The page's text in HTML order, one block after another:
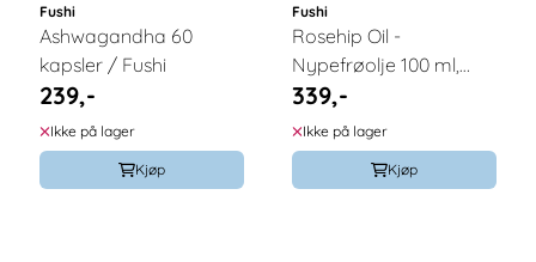
Fushi
Ashwagandha 60
kapsler / Fushi
239,-
Ikke på lager
Kjøp
Fushi
Rosehip Oil -
Nypefrøolje 100 ml,
økologisk / Fushi
339,-
Ikke på lager
Kjøp